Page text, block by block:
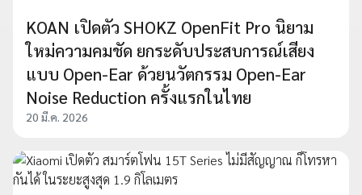
KOAN เปิดตัว SHOKZ OpenFit Pro นิยาม
ใหม่ความคมชัด ยกระดับประสบการณ์เสียง
แบบ Open-Ear ด้วยนวัตกรรม Open-Ear
Noise Reduction ครั้งแรกในไทย
20 มี.ค. 2026